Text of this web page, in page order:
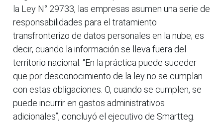
la Ley N° 29733, las empresas asumen una serie de
responsabilidades para el tratamiento
transfronterizo de datos personales en la nube; es
decir, cuando la información se lleva fuera del
territorio nacional. “En la práctica puede suceder
que por desconocimiento de la ley no se cumplan
con estas obligaciones. O, cuando se cumplen, se
puede incurrir en gastos administrativos
adicionales”, concluyó el ejecutivo de Smartteg.